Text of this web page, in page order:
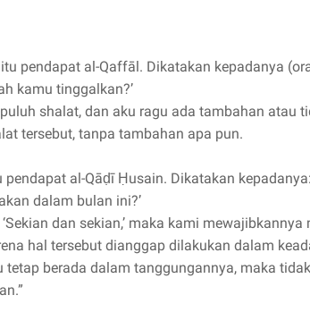
pendapat al-Qaffāl. Dikatakan kepadanya
kamu tinggalkan?’
shalat, dan aku ragu ada tambahan atau
tersebut, tanpa tambahan apa pun.
pendapat al-Qāḍī Ḥusain. Dikatakan
dalam bulan ini?’
dan sekian,’ maka kami
hal tersebut dianggap dilakukan dalam
tetap berada dalam tanggungannya, maka